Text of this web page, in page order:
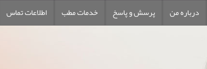
درباره من پرسش و پاسخ خدمات مطب اطلاعات تماس